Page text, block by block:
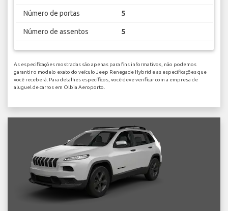
Número de portas 5
Número de assentos 5
As especificações mostradas são apenas para fins informativos, não podemos
garantir o modelo exato do veículo Jeep Renegade Hybrid e as especificações que
você receberá. Para detalhes específicos, você deve verificar com a empresa de
aluguel de carros em Olbia Aeroporto.